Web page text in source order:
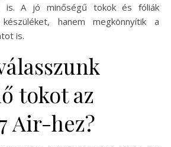
is. A jó minőségű tokok és fóliák
hanem megkönnyítik a
is.
tokot az
Air-hez?